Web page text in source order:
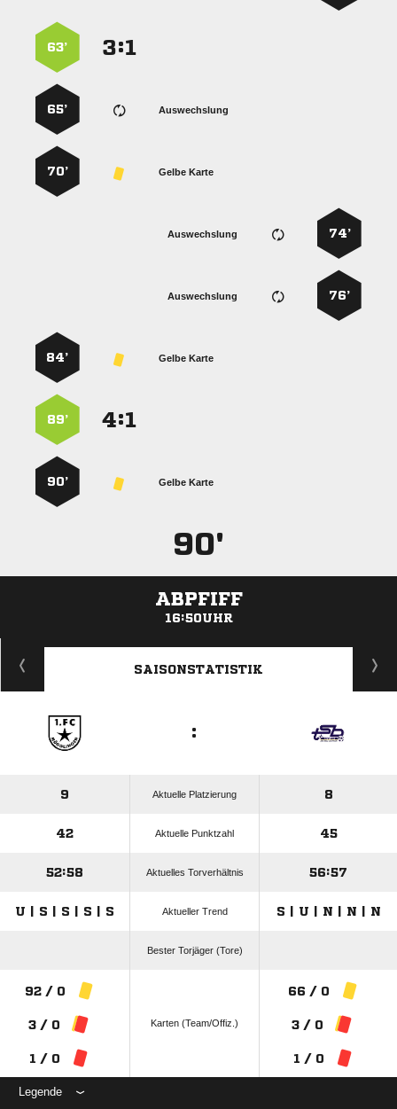
:
63’
Auswechslung
65’
Gelbe Karte
70’
74’
Auswechslung
76’
Auswechslung
Gelbe Karte
84’
:
89’
Gelbe Karte
90’
90'
ABPFIFF
16:50UHR
ANZEIGE
SAISONSTATISTIK
:
9 Aktuelle Platzierung 8
42 Aktuelle Punktzahl 45
52:58 Aktuelles Torverhältnis 56:57
U | S | S | S | S Aktueller Trend S | U | N | N | N
Bester Torjäger (Tore)
92 / 0
3 / 0
1 / 0
Karten (Team/Offiz.)
66 / 0
3 / 0
1 / 0
Legende